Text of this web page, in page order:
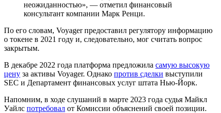
неожиданностью», — отметил финансовый
консультант компании Марк Ренци.
По его словам, Voyager предоставил регулятору информацию
о токене в 2021 году и, следовательно, мог считать вопрос
закрытым.
В декабре 2022 года платформа предложила самую высокую
цену за активы Voyager. Однако против сделки выступили
SEC и Департамент финансовых услуг штата Нью-Йорк.
Напомним, в ходе слушаний в марте 2023 года судья Майкл
Уайлс потребовал от Комиссии объяснений своей позиции.